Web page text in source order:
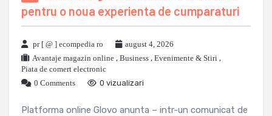
pentru o noua experienta de cumparaturi
pr [ @ ] ecompedia ro
august 4, 2026
Avantaje magazin online , Business , Evenimente & Stiri ,
Piata de comert electronic
0 Comments
0 vizualizari
Platforma online Glovo anunta – intr-un comunicat de